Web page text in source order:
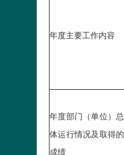
年度主要工作内容
年度部门（单位）总
体运行情况及取得的
成绩